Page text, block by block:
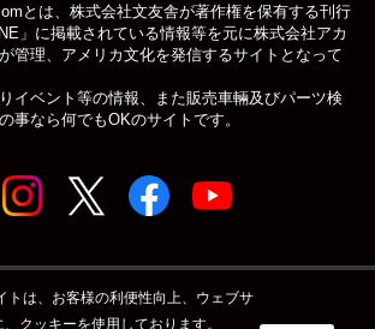
とは、株式会社文友舎が著作権を保有する刊行
」に掲載されている情報等を元に株式会社アカ
管理、アメリカ文化を発信するサイトとなって
イベント等の情報、また販売車輛及びパーツ検
事なら何でもOKのサイトです。
マガジン アメ車マガジン公式WEBサイト
トは、お客様の利便性向上、ウェブサ
クッキーを使用しております。